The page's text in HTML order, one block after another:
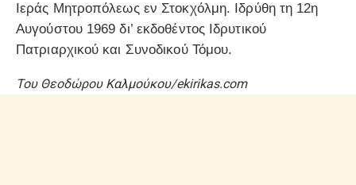
Ιεράς Μητροπόλεως εν Στοκχόλμη. Ιδρύθη τη 12η
Αυγούστου 1969 δι’ εκδοθέντος Ιδρυτικού
Πατριαρχικού και Συνοδικού Τόμου.
Του Θεοδώρου Καλμούκου/ekirikas.com